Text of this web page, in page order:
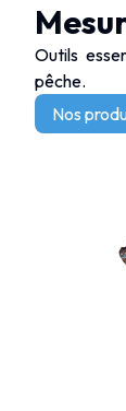
Outils
pêche.
Nos